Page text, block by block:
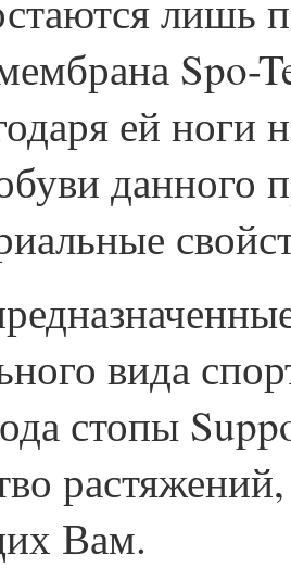
лишь
Spo-
ей
данного
вида
стопы
Вам.